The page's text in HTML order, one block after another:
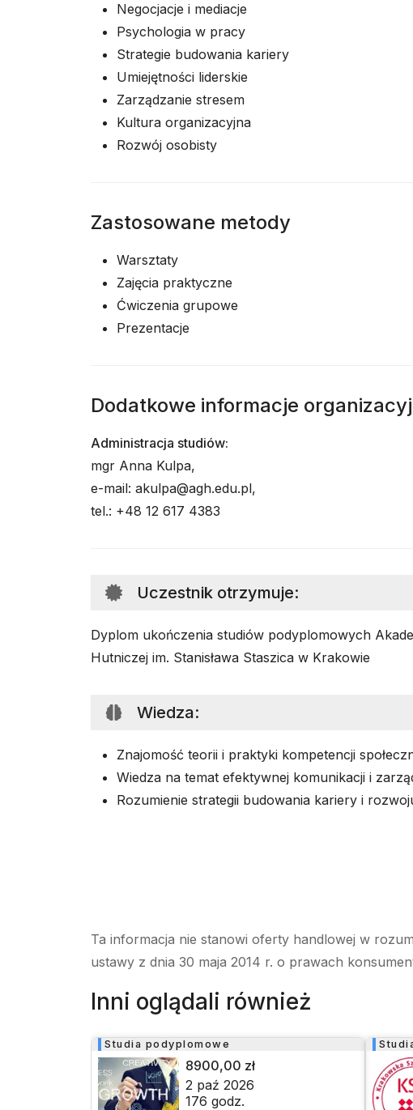
Negocjacje i mediacje
Psychologia w pracy
Strategie budowania kariery
Umiejętności liderskie
Zarządzanie stresem
Kultura organizacyjna
Rozwój osobisty
Zastosowane metody
Warsztaty
Zajęcia praktyczne
Ćwiczenia grupowe
Prezentacje
Dodatkowe informacje
Administracja studiów:
mgr Anna Kulpa,
e-mail: akulpa@agh.edu.pl,
tel.: +48 12 617 4383
Uczestnik otrzymuje:
Dyplom ukończenia studiów podyplomowych
Hutniczej im. Stanisława Staszica w Krakowie
Wiedza:
Znajomość teorii i praktyki kompetencji
Wiedza na temat efektywnej komunikacji i
Rozumienie strategii budowania kariery i
Ta informacja nie stanowi oferty handlowej w
ustawy z dnia 30 maja 2014 r. o prawach
Inni oglądali również
Studia podyplomowe
8900,00 zł
2 paź 2026
176 godz.